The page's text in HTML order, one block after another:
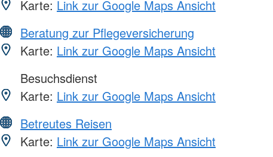
Karte: Link zur Google Maps Ansicht
Beratung zur Pflegeversicherung
Karte: Link zur Google Maps Ansicht
Besuchsdienst
Karte: Link zur Google Maps Ansicht
Betreutes Reisen
Karte: Link zur Google Maps Ansicht